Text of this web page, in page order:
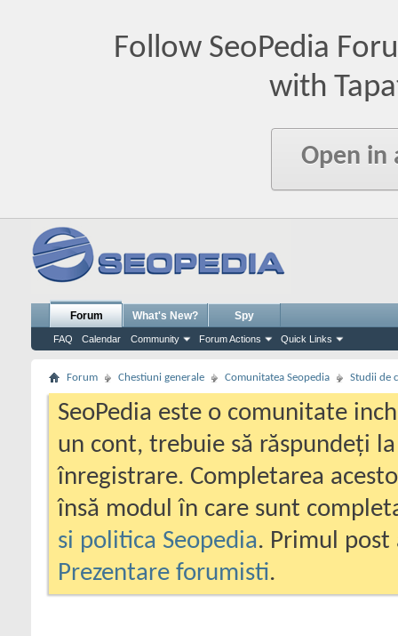
Follow SeoPedia
with
Open in
Forum
FAQ Calendar Community Forum Actions Quick Links
What's New? Spy
Forum Chestiuni generale Comunitatea Seopedia Studii de
SeoPedia este o comunitate
un cont, trebuie să răspundeți
înregistrare. Completarea
însă modul în care sunt
si politica Seopedia. Primul
Prezentare forumisti.